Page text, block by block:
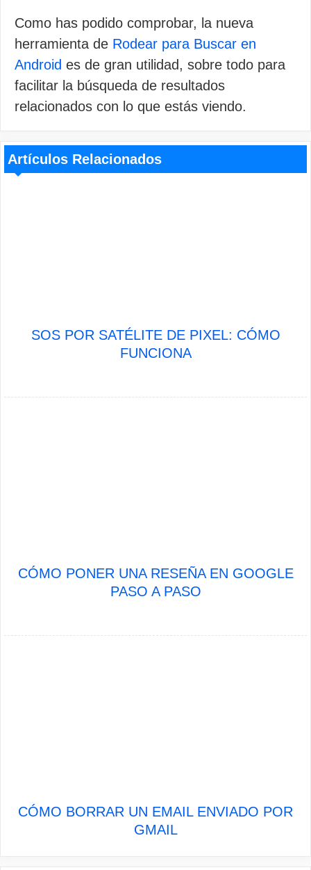
Como has podido comprobar, la nueva
herramienta de Rodear para Buscar en
Android es de gran utilidad, sobre todo para
facilitar la búsqueda de resultados
relacionados con lo que estás viendo.
Artículos Relacionados
SOS POR SATÉLITE DE PIXEL: CÓMO
FUNCIONA
CÓMO PONER UNA RESEÑA EN GOOGLE
PASO A PASO
CÓMO BORRAR UN EMAIL ENVIADO POR
GMAIL